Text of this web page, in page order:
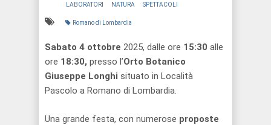
LABORATORI NATURA SPETTACOLI
Romano di Lombardia
Sabato 4 ottobre 2025, dalle ore 15:30 alle
ore 18:30, presso l’Orto Botanico
Giuseppe Longhi situato in Località
Pascolo a Romano di Lombardia.
Una grande festa, con numerose proposte